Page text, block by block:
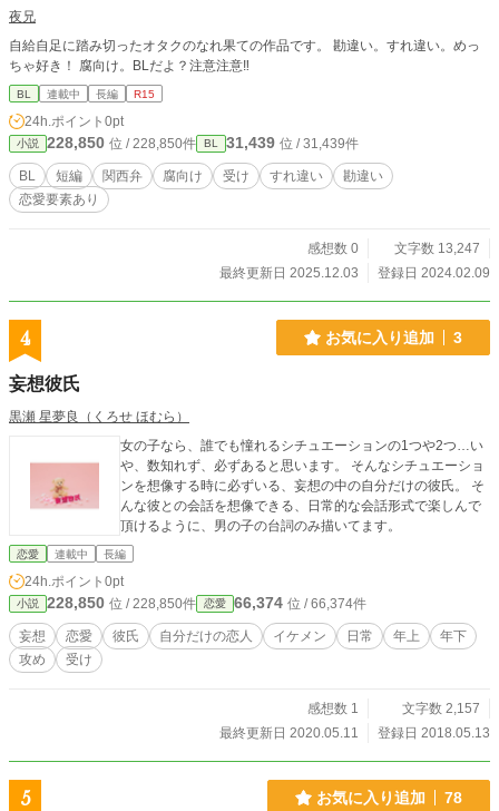
夜兄
自給自足に踏み切ったオタクのなれ果ての作品です。 勘違い。すれ違い。めっ
ちゃ好き！ 腐向け。BLだよ？注意注意‼
BL 連載中 長編 R15
24h.ポイント 0pt
小説 228,850 位 / 228,850件 BL 31,439 位 / 31,439件
BL 短編 関西弁 腐向け 受け すれ違い
勘違い
恋愛要素あり
感想数 0
文字数 13,247
最終更新日 2025.12.03
登録日 2024.02.09
4 お気に入り追加 3
妄想彼氏
黒瀬 星夢良（くろせ ほむら）
女の子なら、誰でも憧れるシチュエーションの1つや2つ…い
や、数知れず、必ずあると思います。 そんなシチュエーショ
ンを想像する時に必ずいる、妄想の中の自分だけの彼氏。 そ
んな彼との会話を想像できる、日常的な会話形式で楽しんで
頂けるように、男の子の台詞のみ描いてます。
恋愛 連載中 長編
24h.ポイント 0pt
小説 228,850 位 / 228,850件 恋愛 66,374 位 / 66,374件
妄想 恋愛 彼氏 自分だけの恋人 イケメン 日常 年上
年下
攻め
受け
感想数 1
文字数 2,157
最終更新日 2020.05.11
登録日 2018.05.13
5 お気に入り追加 78